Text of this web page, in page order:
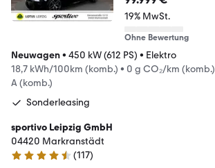
19% MwSt.
Ohne Bewertung
Neuwagen• 450 kW (612 PS) • Elektro
18,7 kWh/100km (komb.) • 0 g CO₂/km (komb.)
A (komb.)
Sonderleasing
sportivo Leipzig GmbH
04420 Markranstädt
4.6 Sterne
(117)